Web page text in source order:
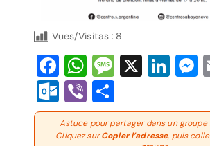
Vues/Visitas : 8
F
a
c
e
W
h
at
s
M
e
s
s
X Li
k
e
s
s
O
ut
lo
Vi
b
er
P
ar
ta
Astuce pour partager dans un groupe
Cliquez surCopier l’adresse, puis